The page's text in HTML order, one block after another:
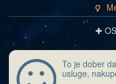
c
✚
To je dober
usluge,